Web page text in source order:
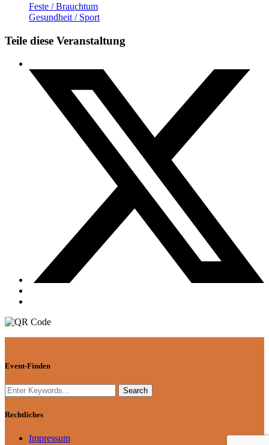
Feste / Brauchtum
Gesundheit / Sport
Teile diese Veranstaltung
Event-Finden
Rechtliches
Impressum